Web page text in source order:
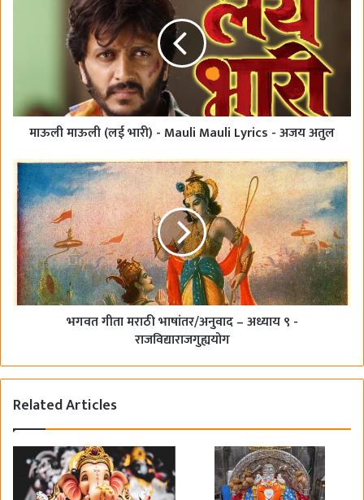
o
माऊली माऊली (लई भारी) - Mauli Mauli Lyrics - अजय अतुल
भगवत गीता मराठी भाषांतर/अनुवाद – अध्याय ९ -
राजविद्याराजगुह्ययोग
Related Articles